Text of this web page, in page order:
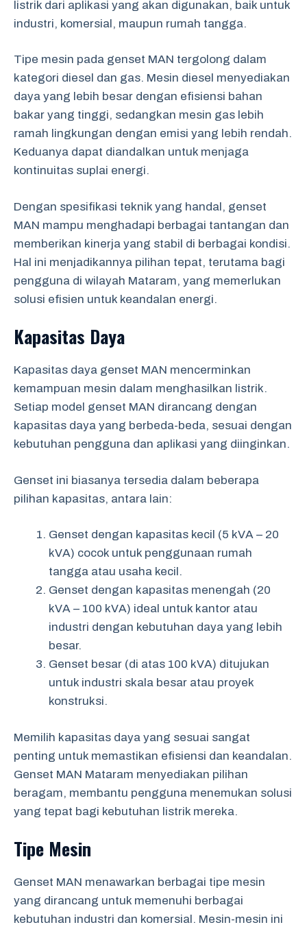
listrik dari aplikasi yang akan digunakan, baik untuk
industri, komersial, maupun rumah tangga.
Tipe mesin pada genset MAN tergolong dalam
kategori diesel dan gas. Mesin diesel menyediakan
daya yang lebih besar dengan efisiensi bahan
bakar yang tinggi, sedangkan mesin gas lebih
ramah lingkungan dengan emisi yang lebih rendah.
Keduanya dapat diandalkan untuk menjaga
kontinuitas suplai energi.
Dengan spesifikasi teknik yang handal, genset
MAN mampu menghadapi berbagai tantangan dan
memberikan kinerja yang stabil di berbagai kondisi.
Hal ini menjadikannya pilihan tepat, terutama bagi
pengguna di wilayah Mataram, yang memerlukan
solusi efisien untuk keandalan energi.
Kapasitas Daya
Kapasitas daya genset MAN mencerminkan
kemampuan mesin dalam menghasilkan listrik.
Setiap model genset MAN dirancang dengan
kapasitas daya yang berbeda-beda, sesuai dengan
kebutuhan pengguna dan aplikasi yang diinginkan.
Genset ini biasanya tersedia dalam beberapa
pilihan kapasitas, antara lain:
Genset dengan kapasitas kecil (5 kVA – 20
kVA) cocok untuk penggunaan rumah
tangga atau usaha kecil.
Genset dengan kapasitas menengah (20
kVA – 100 kVA) ideal untuk kantor atau
industri dengan kebutuhan daya yang lebih
besar.
Genset besar (di atas 100 kVA) ditujukan
untuk industri skala besar atau proyek
konstruksi.
Memilih kapasitas daya yang sesuai sangat
penting untuk memastikan efisiensi dan keandalan.
Genset MAN Mataram menyediakan pilihan
beragam, membantu pengguna menemukan solusi
yang tepat bagi kebutuhan listrik mereka.
Tipe Mesin
Genset MAN menawarkan berbagai tipe mesin
yang dirancang untuk memenuhi berbagai
kebutuhan industri dan komersial. Mesin-mesin ini